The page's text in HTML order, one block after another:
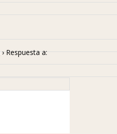
› Respuesta a: